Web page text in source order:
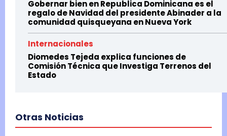
Gobernar bien en Republica Dominicana es el
regalo de Navidad del presidente Abinader a la
comunidad quisqueyana en Nueva York
Internacionales
Diomedes Tejeda explica funciones de
Comisión Técnica que Investiga Terrenos del
Estado
Otras Noticias